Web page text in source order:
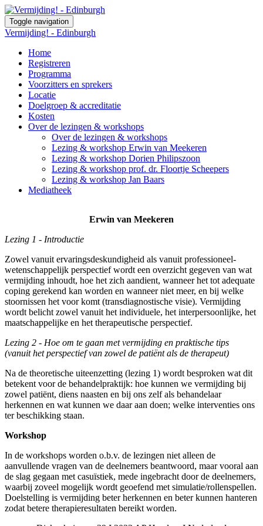
Toggle navigation
Vermijding! - Edinburgh
Home
Registreren
Programma
Voorzitters en sprekers
Locatie
Doelgroep & accreditatie
Kosten
Over de lezingen & workshops
Over de lezingen & workshops
Lezing & workshop Erwin van Meekeren
Lezing & workshop Dorien Philipszoon
Lezing & workshop prof. dr. Floortje Scheepers
Lezing & workshop Jan Baars
Mediatheek
Erwin van Meekeren
Lezing 1 - Introductie
Zowel vanuit ervaringsdeskundigheid als vanuit professioneel-
wetenschappelijk perspectief wordt een overzicht gegeven van wat
vermijding inhoudt, hoe het zich aandient, wanneer het tot adequate
coping gerekend kan worden en wanneer niet meer, en bij welke
stoornissen het voor komt (transdiagnostische visie). Vermijding
wordt belicht zowel vanuit het individuele, het interpersoonlijke, het
maatschappelijke en het therapeutische perspectief.
Lezing 2 - Hoe om te gaan met vermijding en praktische tips
(vanuit het perspectief van zowel de patiënt als de therapeut)
Na de theoretische uiteenzetting (lezing 1) wordt besproken wat dit
betekent voor de behandelpraktijk: hoe kunnen we vermijding bij
zowel patiënt, diens naasten en bij ons zelf als behandelaar
herkennen en wat kunnen we daar aan doen; welke interventies ons
ter beschikking staan.
Workshop
In de workshops worden o.b.v. de lezingen niet alleen de
aanvullende vragen van de deelnemers beantwoord, maar vooral aan
de slag gegaan met casuïstiek, mede ingebracht door de deelnemers,
waarbij zoveel mogelijk wordt geoefend met simulatie/rollenspellen.
Doelstelling is vermijding beter herkennen en beter kunnen hanteren
zodat betere therapieresultaten bereikt worden.